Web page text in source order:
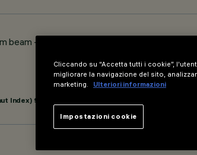
beam - UGR < 19 - DALI
Index) 99
Cliccando su “Accetta tutti i cookie”,
migliorare la navigazione del sito,
marketing.
Ulteriori informazioni
Impostazioni cookie